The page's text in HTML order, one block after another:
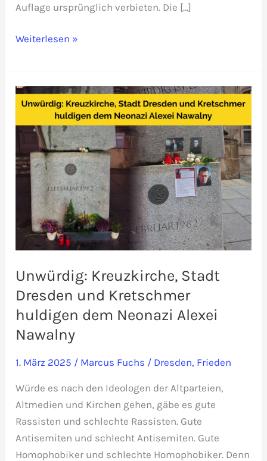
Auflage ursprünglich verbieten. Die […]
„ALLE
ist
legal
Weiterlesen »
Unwürdig: Kreuzkirche, Stadt
Dresden und Kretschmer
huldigen dem Neonazi Alexei
Nawalny
1. März 2025 / Marcus Fuchs / Dresden, Frieden
Würde es nach den Ideologen der Altparteien,
Altmedien und Kirchen gehen, gäbe es gute
Rassisten und schlechte Rassisten. Gute
Antisemiten und schlecht Antisemiten. Gute
Homophobiker und schlechte Homophobiker. Denn